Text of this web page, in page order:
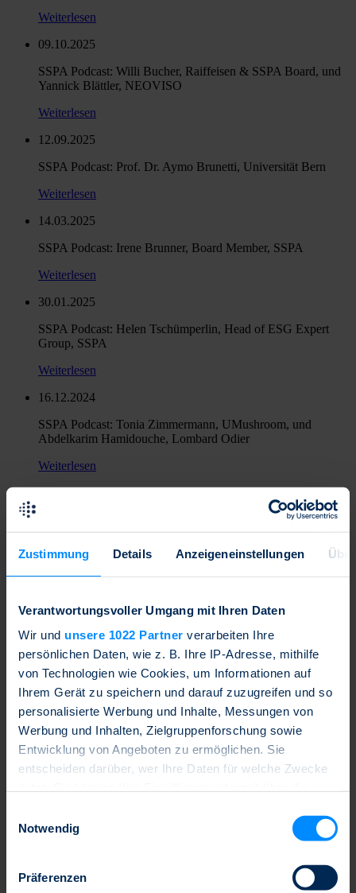
Zustimmung Details Anzeigeneinstellungen
Verantwortungsvoller Umgang mit Ihren Daten
Wir und unsere 1022 Partner verarbeiten Ihre
persönlichen Daten, wie z. B. Ihre IP-Adresse, mithilfe
von Technologien wie Cookies, um Informationen auf
Ihrem Gerät zu speichern und darauf zuzugreifen und so
personalisierte Werbung und Inhalte, Messungen von
Werbung und Inhalten, Zielgruppenforschung sowie
Entwicklung von Angeboten zu ermöglichen. Sie
entscheiden darüber, wer Ihre Daten für welche Zwecke
Trigger Symbol ändern oder widerrufen
Informationen über Ihre geografische Lage
Notwendig
Präferenzen
Weiterlesen
09.10.2025
SSPA Podcast: Willi Bucher, Raiffeisen & SSPA Board, und
Yannick Blättler, NEOVISO
Weiterlesen
12.09.2025
SSPA Podcast: Prof. Dr. Aymo Brunetti, Universität Bern
Weiterlesen
14.03.2025
SSPA Podcast: Irene Brunner, Board Member, SSPA
Weiterlesen
30.01.2025
SSPA Podcast: Helen Tschümperlin, Head of ESG Expert
Group, SSPA
Weiterlesen
16.12.2024
SSPA Podcast: Tonia Zimmermann, UMushroom, und
Abdelkarim Hamidouche, Lombard Odier
Weiterlesen
SSPA Podcast: Prof. Dr. Andreas Hackethal, Goethe
University
Weiterlesen
SSPA Podcast: Thomas Wulf, Secretary General EUSIPA
Weiterlesen
09.09.2024
SSPA Podcast: Martin Naville, Swiss-American Chamber of
Commerce
Weiterlesen
30.08.2024
SSPA Podcast: Georg von Wattenwyl, Präsident SSPA
Video: Optimismus bei Strukturierten Produkten in der